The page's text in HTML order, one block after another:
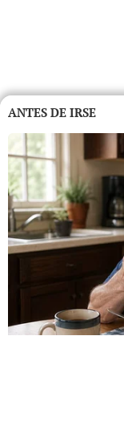
ANTES DE IRSE